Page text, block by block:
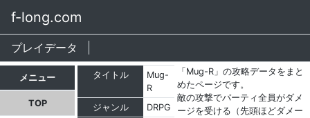
f-long.com
プレイデータ
メニュー
TOP
タイトル
Mug-
R
ジャンル
DRPG
「Mug-R」の攻略データをまと
めたページです。
敵の攻撃でパーティ全員がダメ
ージを受ける（先頭ほどダメー